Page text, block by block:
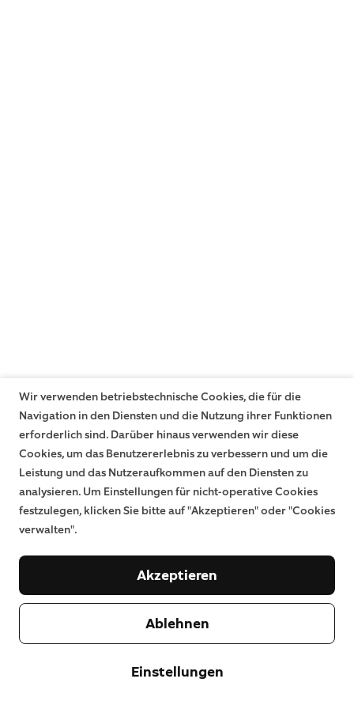
Wir verwenden betriebstechnische Cookies, die für die
Navigation in den Diensten und die Nutzung ihrer Funktionen
erforderlich sind. Darüber hinaus verwenden wir diese
Cookies, um das Benutzererlebnis zu verbessern und um die
Leistung und das Nutzeraufkommen auf den Diensten zu
analysieren. Um Einstellungen für nicht-operative Cookies
festzulegen, klicken Sie bitte auf "Akzeptieren" oder "Cookies
verwalten".
Einstellungen
Ablehnen
Akzeptieren